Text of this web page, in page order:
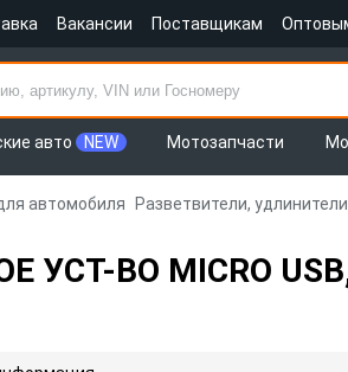
Вакансии Поставщикам
авто NEW Мотозапчасти
автомобиля Разветвители,
ВО MICRO